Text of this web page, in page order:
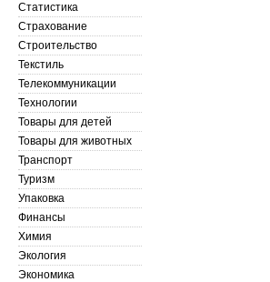
Статистика
Страхование
Строительство
Текстиль
Телекоммуникации
Технологии
Товары для детей
Товары для животных
Транспорт
Туризм
Упаковка
Финансы
Химия
Экология
Экономика